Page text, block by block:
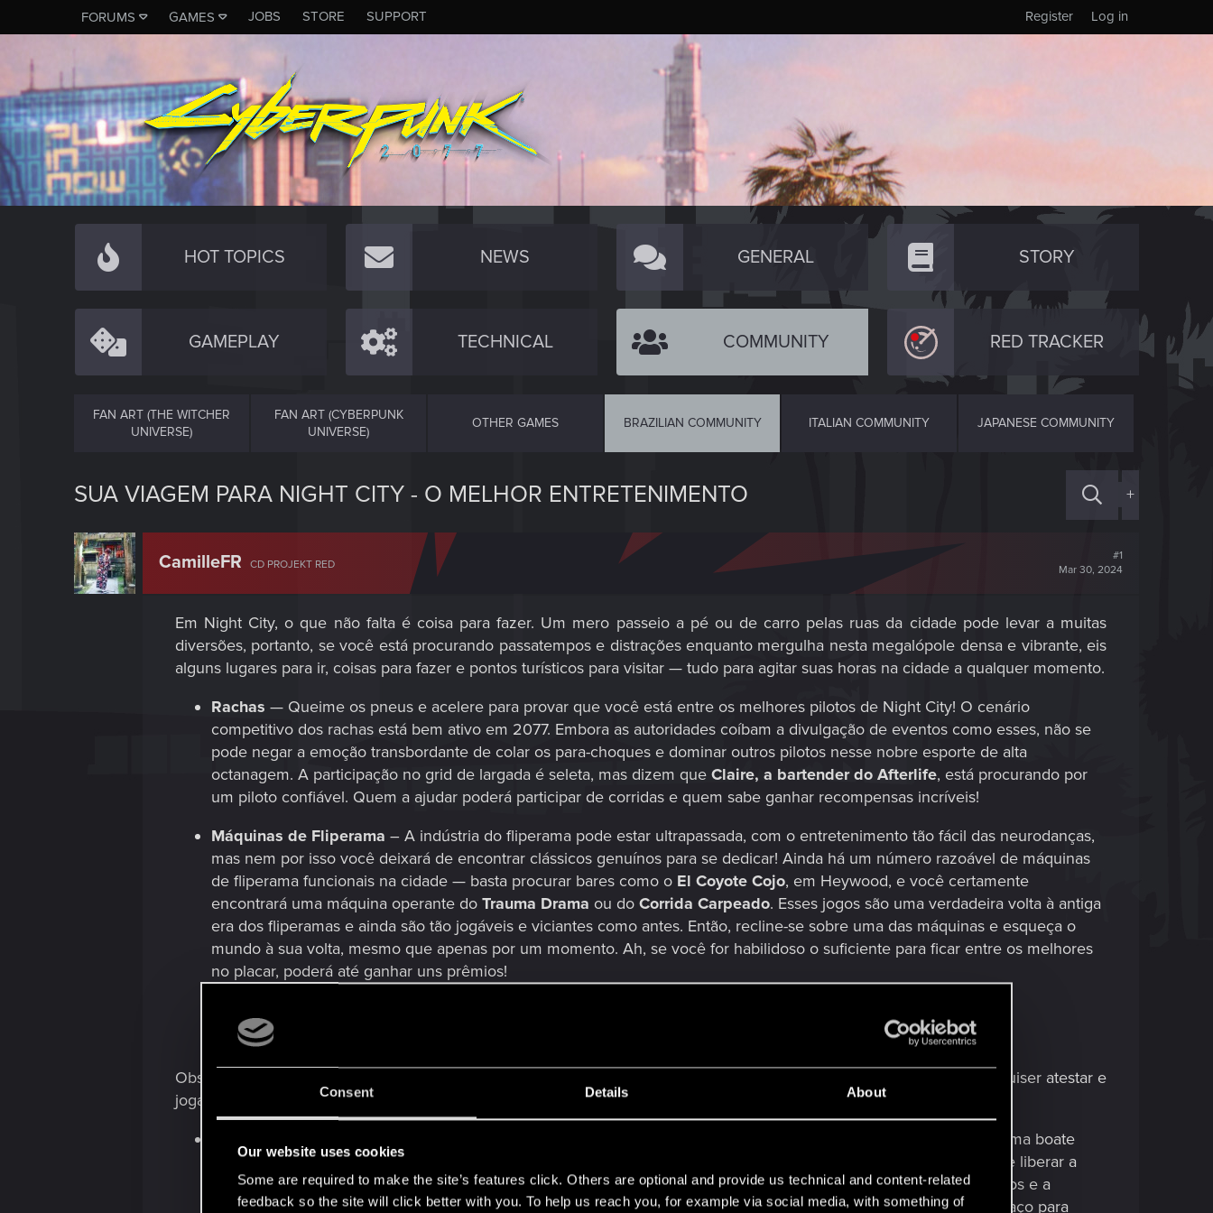
Consent Details About
Our website uses cookies
Some are required to make the site’s features click. Others are optional and provide us technical and content-related
feedback so the site will click better with you. To help us reach you, for example via social media, with something of
FORUMS GAMES JOBS STORE SUPPORT Log in
Register
HOT TOPICS NEWS GENERAL STORY
GAMEPLAY TECHNICAL COMMUNITY RED TRACKER
FAN ART (THE WITCHER
UNIVERSE)
FAN ART (CYBERPUNK
UNIVERSE)
OTHER GAMES BRAZILIAN COMMUNITY ITALIAN COMMUNITY JAPANESE COMMUNITY
SUA VIAGEM PARA NIGHT CITY - O MELHOR ENTRETENIMENTO +
CamilleFR CD PROJEKT RED
#1
Mar 30, 2024
Em Night City, o que não falta é coisa para fazer. Um mero passeio a pé ou de carro pelas ruas da cidade pode levar a muitas
diversões, portanto, se você está procurando passatempos e distrações enquanto mergulha nesta megalópole densa e vibrante, eis
alguns lugares para ir, coisas para fazer e pontos turísticos para visitar — tudo para agitar suas horas na cidade a qualquer momento.​
Rachas — Queime os pneus e acelere para provar que você está entre os melhores pilotos de Night City! O cenário
competitivo dos rachas está bem ativo em 2077. Embora as autoridades coíbam a divulgação de eventos como esses, não se
pode negar a emoção transbordante de colar os para-choques e dominar outros pilotos nesse nobre esporte de alta
octanagem. A participação no grid de largada é seleta, mas dizem que Claire, a bartender do Afterlife, está procurando por
um piloto confiável. Quem a ajudar poderá participar de corridas e quem sabe ganhar recompensas incríveis!
Máquinas de Fliperama – A indústria do fliperama pode estar ultrapassada, com o entretenimento tão fácil das neurodanças,
mas nem por isso você deixará de encontrar clássicos genuínos para se dedicar! Ainda há um número razoável de máquinas
de fliperama funcionais na cidade — basta procurar bares como o El Coyote Cojo, em Heywood, e você certamente
encontrará uma máquina operante do Trauma Drama ou do Corrida Carpeado. Esses jogos são uma verdadeira volta à antiga
era dos fliperamas e ainda são tão jogáveis e viciantes como antes. Então, recline-se sobre uma das máquinas e esqueça o
mundo à sua volta, mesmo que apenas por um momento. Ah, se você for habilidoso o suficiente para ficar entre os melhores
no placar, poderá até ganhar uns prêmios!
Obs.: dizem por aí que existe uma versão jogável do clássico fliperama com o jogo de tiro
por aí! Se quiser atestar e
jogar, os rumores citam as fazendas de proteína na Planície da Biotechnica, nas Terras Baldias…​
, a Totentanz é uma boate
radical frequentada pela gangue Maelstrom. O clima industrial pesado inunda a gente com aquela necessidade de liberar a
agressão reprimida: a iluminação estroboscópica vermelha cobre a pista de dança de metal com crânios iluminados e a
iconografia do Maelstrom aumentam a sanguinolência no ar. O metal pesado soa nos alto-falantes e há muito espaço para